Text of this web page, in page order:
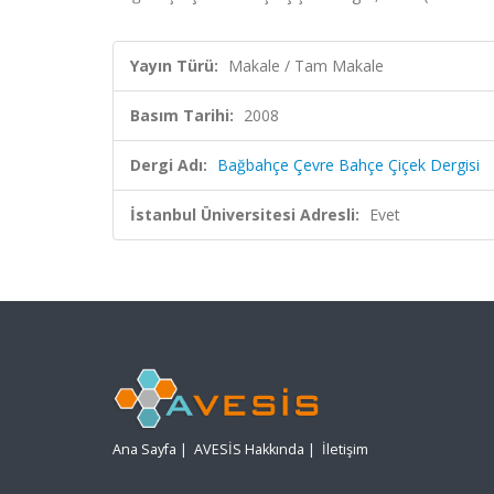
Yayın Türü: Makale / Tam Makale
Basım Tarihi: 2008
Dergi Adı: Bağbahçe Çevre Bahçe Çiçek Dergisi
İstanbul Üniversitesi Adresli: Evet
Ana Sayfa | AVESİS Hakkında | İletişim